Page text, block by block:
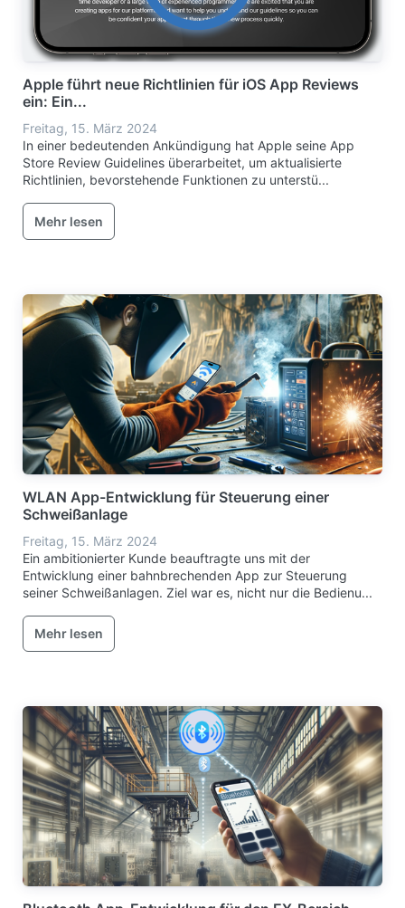
Apple führt neue Richtlinien für iOS App Reviews
ein: Ein...
Freitag, 15. März 2024
In einer bedeutenden Ankündigung hat Apple seine App
Store Review Guidelines überarbeitet, um aktualisierte
Richtlinien, bevorstehende Funktionen zu unterstü...
Mehr lesen
WLAN App-Entwicklung für Steuerung einer
Schweißanlage
Freitag, 15. März 2024
Ein ambitionierter Kunde beauftragte uns mit der
Entwicklung einer bahnbrechenden App zur Steuerung
seiner Schweißanlagen. Ziel war es, nicht nur die Bedienu...
Mehr lesen